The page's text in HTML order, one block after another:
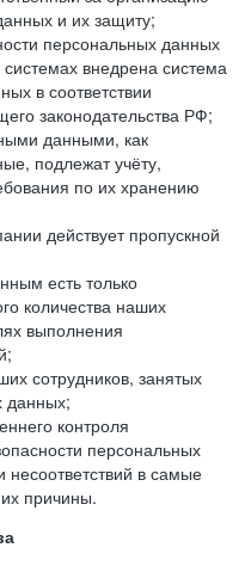
и их защиту;
персональных данных
внедрена система
в соответствии
законодательства РФ;
данными, как
подлежат учёту,
по их хранению
действует пропускной
есть только
количества наших
выполнения
сотрудников, занятых
данных;
контроля
персональных
в самые
причины.